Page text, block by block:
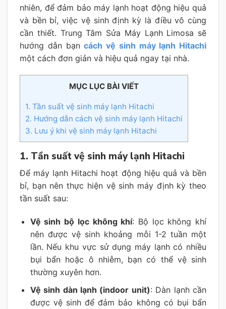
nhiên, để đảm bảo máy lạnh hoạt động hiệu quả
và bền bỉ, việc vệ sinh định kỳ là điều vô cùng
cần thiết. Trung Tâm Sửa Máy Lạnh Limosa sẽ
hướng dẫn bạncách vệ sinh máy lạnh Hitachi
một cách đơn giản và hiệu quả ngay tại nhà.
MỤC LỤC BÀI VIẾT
1. Tần suất vệ sinh máy lạnh Hitachi
2. Hướng dẫn cách vệ sinh máy lạnh Hitachi
3. Lưu ý khi vệ sinh máy lạnh Hitachi
1. Tần suất vệ sinh máy lạnh Hitachi
Để máy lạnh Hitachi hoạt động hiệu quả và bền
bỉ, bạn nên thực hiện vệ sinh máy định kỳ theo
tần suất sau:
Vệ sinh bộ lọc không khí: Bộ lọc không khí
nên được vệ sinh khoảng mỗi 1-2 tuần một
lần. Nếu khu vực sử dụng máy lạnh có nhiều
bụi bẩn hoặc ô nhiễm, bạn có thể vệ sinh
thường xuyên hơn.
Vệ sinh dàn lạnh (indoor unit): Dàn lạnh cần
được vệ sinh để đảm bảo không có bụi bẩn